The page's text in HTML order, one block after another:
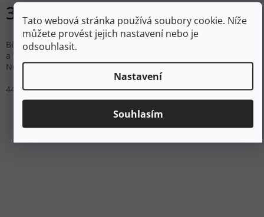
Tato webová stránka používá soubory cookie. Níže
můžete provést jejich nastavení nebo je
odsouhlasit.
Nastavení
Souhlasím
3 305 Kč DETAIL
Běžecké boty na trail s širokou přední částí FootShape™
a Vibram® Megagrip podrážkou pro maximální trakci v terénu.
Nulový drop podporuje přirozený běh.
44,5
46,5